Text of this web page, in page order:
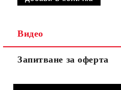
Видео
Запитване за оферта